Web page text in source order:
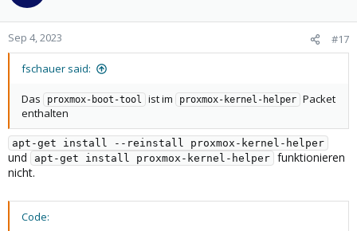
Sep 4, 2023 #17
fschauer said:
Das proxmox-boot-tool ist im proxmox-kernel-helper Packet
enthalten
apt-get install --reinstall proxmox-kernel-helper
und apt-get install proxmox-kernel-helper funktionieren
nicht.
Code: